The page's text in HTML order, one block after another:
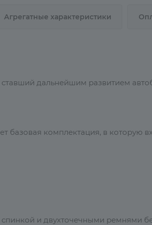
Агрегатные характеристики
дальнейшим развитием
базовая комплектация, в которую
и двухточечными ремнями